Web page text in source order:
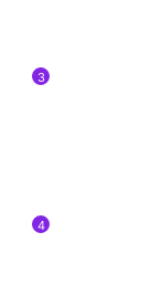
3
4